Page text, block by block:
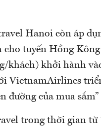
Hanoi còn áp
cho tuyến Hồng
khách) khởi hành
VietnamAirlines
đường của mua sắm”
trong thời gian từ